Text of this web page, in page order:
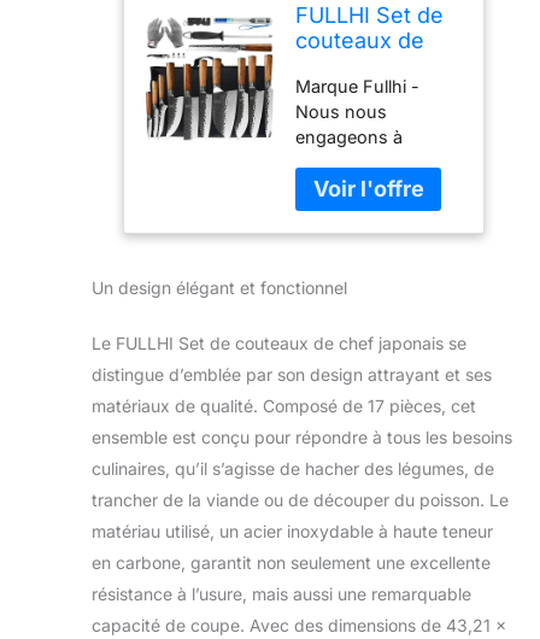
FULLHI Set de
couteaux de
set de
couteaux de
cuisine avec
étui, couteau
de chef en
acier
inoxydable à
en carbone,
acajou (17 PCS)
Marque Fullhi -
Nous nous
engageons à
gamme complète
d'appareils de
cuisine pour les
afin que les
puissent obtenir
des appareils de
cuisine pleinement
satisfaits avec le
moins d'argent
possible, et la
satisfaction du
client est notre
mission. OUTILS
PLEINEMENT
FONCTIONNELS : 3
protège-doigts en
Un design élégant et fonctionnel
Le FULLHI Set de couteaux de chef japonais se
distingue d’emblée par son design attrayant et ses
matériaux de qualité. Composé de 17 pièces, cet
ensemble est conçu pour répondre à tous les besoins
culinaires, qu’il s’agisse de hacher des légumes, de
trancher de la viande ou de découper du poisson. Le
matériau utilisé, un acier inoxydable à haute teneur
en carbone, garantit non seulement une excellente
résistance à l’usure, mais aussi une remarquable
capacité de coupe. Avec des dimensions de 43,21 x